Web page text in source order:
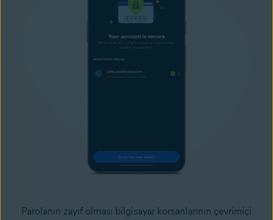
Parolanın zayıf olması bilgisayar korsanlarının çevrimiçi